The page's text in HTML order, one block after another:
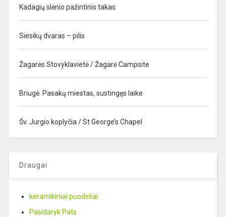
Kadagių slėnio pažintinis takas
Siesikų dvaras – pilis
Žagarės Stovyklavietė / Žagarė Campsite
Briugė: Pasakų miestas, sustingęs laike
Šv. Jurgio koplyčia / St George’s Chapel
Draugai
keramikiniai puodeliai
Pasidaryk Pats